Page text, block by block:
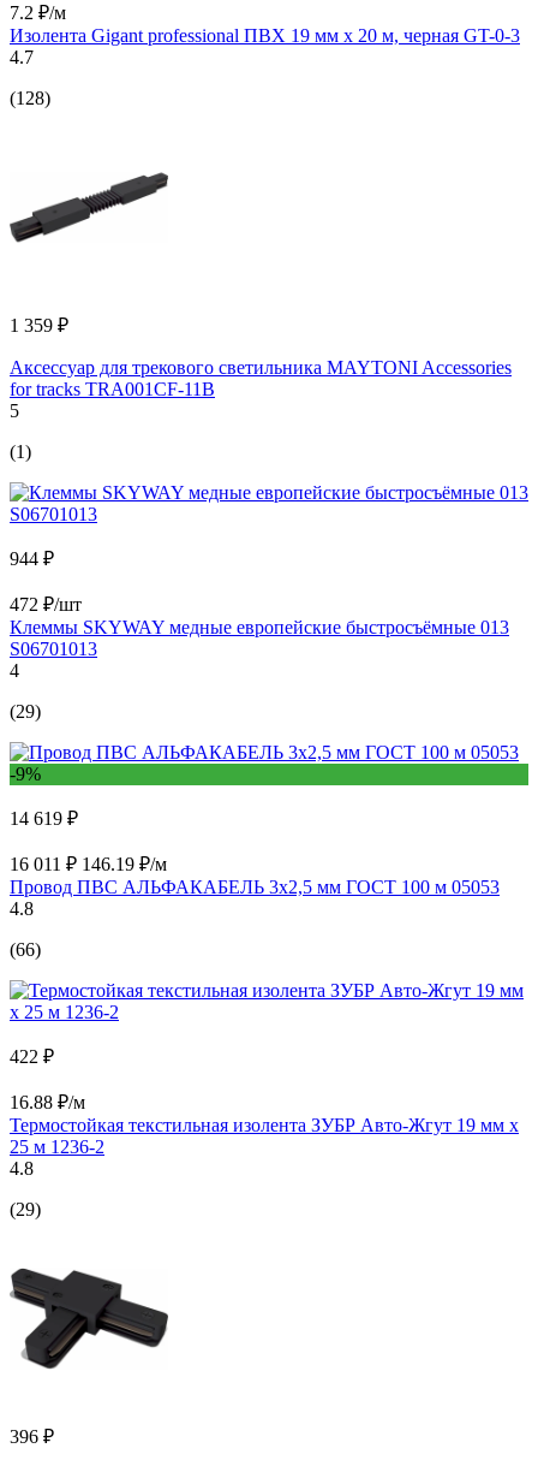
7.2 ₽/м
Изолента Gigant professional ПВХ 19 мм х 20 м, черная GT-0-3
4.7
(128)
1 359 ₽
Аксессуар для трекового светильника MAYTONI Accessories
for tracks TRA001CF-11B
5
(1)
944 ₽
472 ₽/шт
Клеммы SKYWAY медные европейские быстросъёмные 013
S06701013
4
(29)
-9%
14 619 ₽
16 011 ₽ 146.19 ₽/м
Провод ПВС АЛЬФАКАБЕЛЬ 3х2,5 мм ГОСТ 100 м 05053
4.8
(66)
422 ₽
16.88 ₽/м
Термостойкая текстильная изолента ЗУБР Авто-Жгут 19 мм х
25 м 1236-2
4.8
(29)
396 ₽